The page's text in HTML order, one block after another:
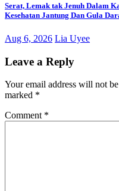
Serat, Lemak tak Jenuh Dalam
Kesehatan Jantung Dan Gula
Aug 6, 2026 Lia Uyee
Leave a Reply
Your email address will not
marked *
Comment *